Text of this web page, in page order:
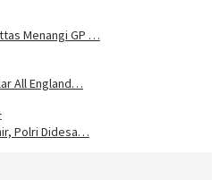
Menangi GP …
All England…
Polri Didesa…